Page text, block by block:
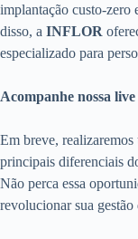
implantação custo-zero
disso, a INFLOR
especializado para
Acompanhe nossa
Em breve, realizaremos
principais diferenciais
Não perca essa
revolucionar sua gestão